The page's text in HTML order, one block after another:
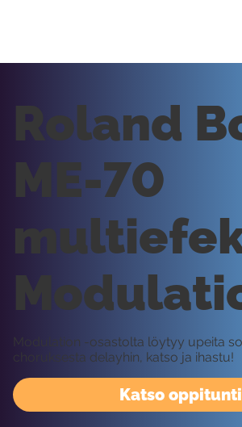
Katso oppitunti
Roland
ME-70
Modulation -osastolta löytyy upeita
choruksesta delayhin, katso ja ihastu!